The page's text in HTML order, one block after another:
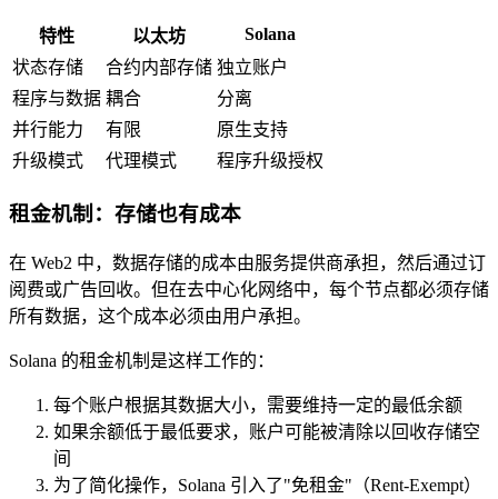
特性 以太坊
Solana
状态存储
合约内部存储 独立账户
程序与数据 耦合
分离
并行能力
有限
原生支持
升级模式
代理模式 程序升级授权
租金机制：存储也有成本
在 Web2 中，数据存储的成本由服务提供商承担，然后通过订
阅费或广告回收。但在去中心化网络中，每个节点都必须存储
所有数据，这个成本必须由用户承担。
Solana 的租金机制是这样工作的：
每个账户根据其数据大小，需要维持一定的最低余额
如果余额低于最低要求，账户可能被清除以回收存储空
间
为了简化操作，Solana 引入了"免租金"（Rent-Exempt）